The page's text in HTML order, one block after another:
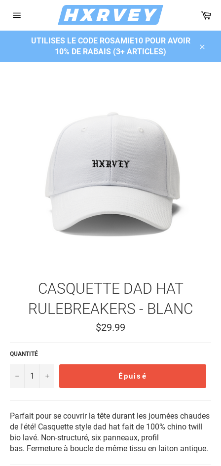
UTILISES LE CODE ROSAMIE10 POUR AVOIR
10% DE RABAIS (3+ ARTICLES)
CASQUETTE DAD HAT
RULEBREAKERS - BLANC
Prix
régulier
$29.99
QUANTITÉ
− + Épuisé
Parfait pour se couvrir la tête durant les journées chaudes
de l'été! Casquette style dad hat fait de 100% chino twill
bio lavé. Non-structuré, six panneaux, profil
bas. Fermeture à boucle de même tissu en laiton antique.